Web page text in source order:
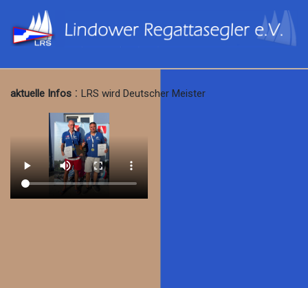
aktuelle Infos : LRS wird Deutscher Meister